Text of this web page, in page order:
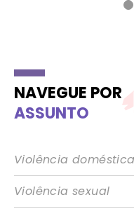
NAVEGUE POR
ASSUNTO
Violência
Violência sexual